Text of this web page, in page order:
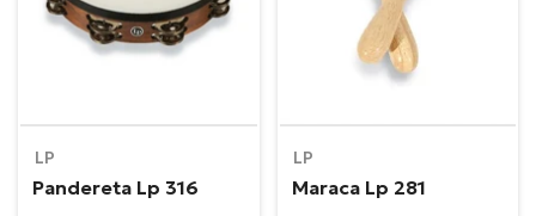
LP
Pandereta Lp 316
LP
Maraca Lp 281